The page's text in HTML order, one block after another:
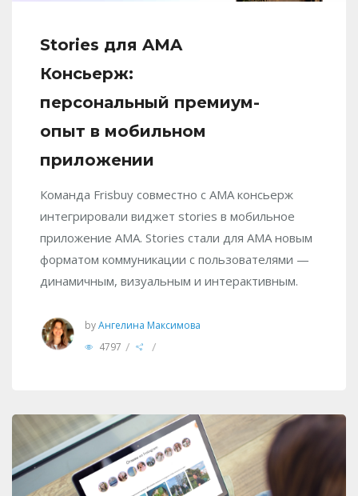
Stories для AMA
Консьерж:
персональный премиум-
опыт в мобильном
приложении
Команда Frisbuy совместно с АМА консьерж
интегрировали виджет stories в мобильное
приложение AMA. Stories стали для AMA новым
форматом коммуникации с пользователями —
динамичным, визуальным и интерактивным.
byАнгелина Максимова
4797 / /